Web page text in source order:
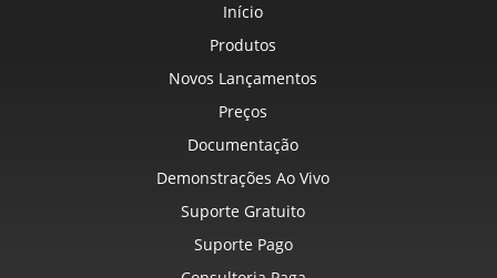
Início
Produtos
Novos Lançamentos
Preços
Documentação
Demonstrações Ao Vivo
Suporte Gratuito
Suporte Pago